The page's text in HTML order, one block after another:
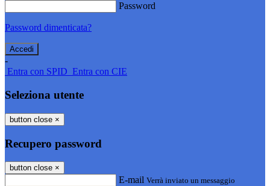
Password
Password dimenticata?
-
Entra con SPID Entra con CIE
Seleziona utente
button close ×
Recupero password
button close ×
E-mail Verrà inviato un messaggio